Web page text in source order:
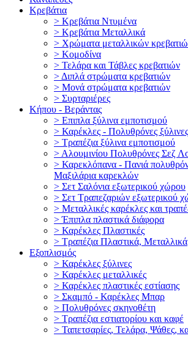
Κρεβάτια
> Κρεβάτια Ντυμένα
> Κρεβάτια Μεταλλικά
> Χρώματα μεταλλικών
> Κομοδίνα
> Τελάρα και Τάβλες κρεβατιών
> Διπλά στρώματα κρεβατιών
> Μονά στρώματα κρεβατιών
> Συρταριέρες
Κήπου - Βεράντας
> Επιπλα ξύλινα εμποτισμού
> Καρέκλες - Πολυθρόνες
> Τραπέζια ξύλινα εμποτισμού
> Αλουμινίου Πολυθρόνες Σεζ
> Καρεκλόπανα - Πανιά
Μαξιλάρια καρεκλών
> Σετ Σαλόνια εξωτερικού χώρου
> Σετ Τραπεζαριών εξωτερικού
> Mεταλλικές καρέκλες και
> Έπιπλα πλαστικά διάφορα
> Καρέκλες Πλαστικές
> Τραπέζια Πλαστικά, Μεταλλικά
Εξοπλισμός
> Καρέκλες ξύλινες
> Καρέκλες μεταλλικές
> Καρέκλες πλαστικές εστίασης
> Σκαμπό - Καρέκλες Μπαρ
> Πολυθρόνες σκηνοθέτη
> Τραπέζια εστιατορίου και καφέ
> Ταπετσαρίες, Τελάρα, Ψάθες,